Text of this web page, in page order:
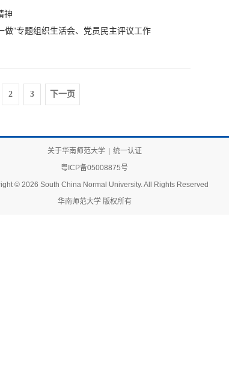
神
做”专题组织生活会、党员民主评议工作
2 3 下一页
关于华南师范大学
统一认证
粤ICP备05008875号
© 2026 South China Normal University. All Rights Reserved
华南师范大学 版权所有